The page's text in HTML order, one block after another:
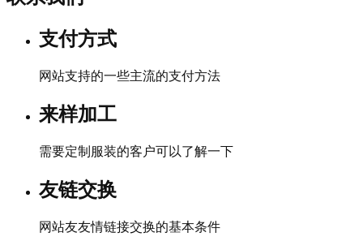
支付方式
网站支持的一些主流的支付方法
来样加工
需要定制服装的客户可以了解一下
友链交换
网站友友情链接交换的基本条件